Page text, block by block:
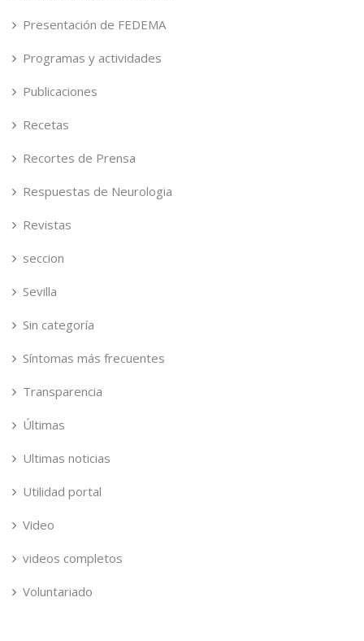
Presentación de FEDEMA
Programas y actividades
Publicaciones
Recetas
Recortes de Prensa
Respuestas de Neurologia
Revistas
seccion
Sevilla
Sin categoría
Síntomas más frecuentes
Transparencia
Últimas
Ultimas noticias
Utilidad portal
Video
videos completos
Voluntariado